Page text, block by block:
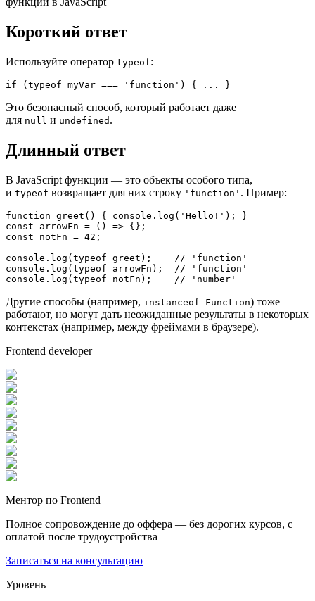
Короткий ответ
Используйте оператор typeof:
if ( typeof myVar === 'function' ) { ... }
Это безопасный способ, который работает даже
для null и undefined .
Длинный ответ
В JavaScript функции — это объекты особого типа,
и typeof возвращает для них строку 'function' . Пример:
function greet ( ) { console . log ( 'Hello!'
const
arrowFn = (
const notFn = 42 ;
console . log ( typeof greet);
// 'function'
console . log ( typeof arrowFn);
// 'function'
console . log ( typeof notFn); // 'number'
Другие способы (например, instanceof Function) тоже
работают, но могут дать неожиданные результаты в некоторых
контекстах (например, между фреймами в браузере).
Frontend developer
Ментор по Frontend
Полное сопровождение до оффера — без дорогих курсов, с
оплатой после трудоустройства
Записаться на консультацию
Уровень